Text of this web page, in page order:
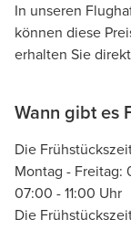
In unseren
können diese
erhalten Sie
Wann gibt es
Die
Montag - Freitag:
07:00 - 11:00 Uhr
Die